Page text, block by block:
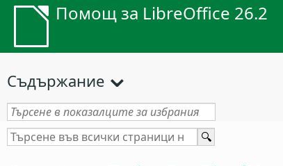
Помощ за LibreOffice 26.2
Съдържание